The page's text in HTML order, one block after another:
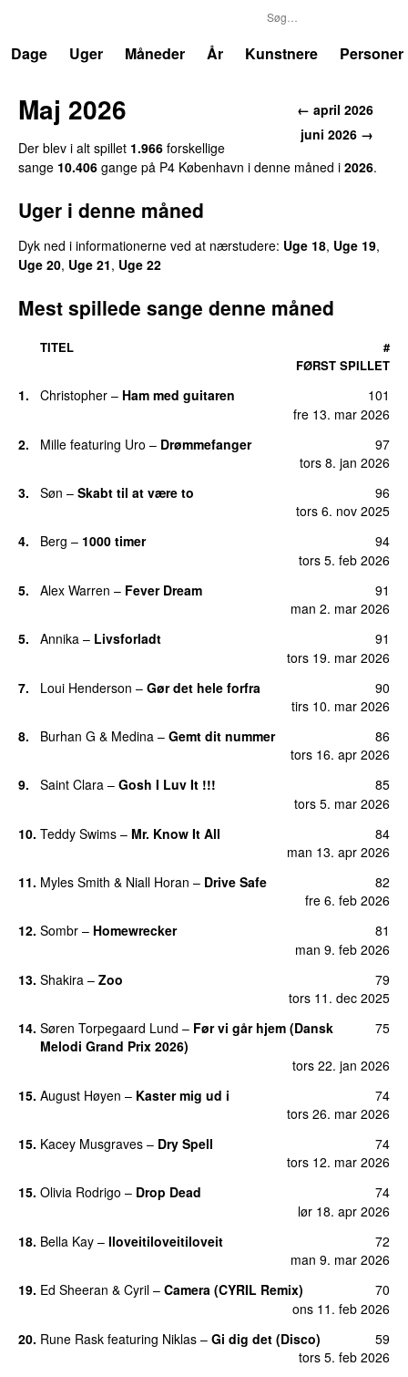
Dage
Uger Måneder År Kunstnere Personer
← april 2026
juni 2026 →
Maj 2026
Der blev i alt spillet 1.966 forskellige
sange 10.406 gange på P4 København i denne måned i 2026.
Uger i denne måned
Dyk ned i informationerne ved at nærstudere: Uge 18, Uge 19,
Uge 20, Uge 21, Uge 22
Mest spillede sange denne måned
TITEL
FØRST SPILLET
#
1. Christopher – Ham med guitaren
fre 13. mar 2026
101
2. Mille featuring Uro – Drømmefanger
tors 8. jan 2026
97
3. Søn – Skabt til at være to
tors 6. nov 2025
96
4. Berg – 1000 timer
tors 5. feb 2026
94
5. Alex Warren – Fever Dream
man 2. mar 2026
91
5. Annika – Livsforladt
tors 19. mar 2026
91
7. Loui Henderson – Gør det hele forfra
tirs 10. mar 2026
90
8. Burhan G & Medina – Gemt dit nummer
tors 16. apr 2026
86
9. Saint Clara – Gosh I Luv It !!!
tors 5. mar 2026
85
10. Teddy Swims – Mr. Know It All
man 13. apr 2026
84
11. Myles Smith & Niall Horan – Drive Safe
fre 6. feb 2026
82
12. Sombr – Homewrecker
man 9. feb 2026
81
13. Shakira – Zoo
tors 11. dec 2025
79
14. Søren Torpegaard Lund – Før vi går hjem (Dansk
Melodi Grand Prix 2026)
tors 22. jan 2026
75
15. August Høyen – Kaster mig ud i
tors 26. mar 2026
74
15. Kacey Musgraves – Dry Spell
tors 12. mar 2026
74
15. Olivia Rodrigo – Drop Dead
lør 18. apr 2026
74
18. Bella Kay – Iloveitiloveitiloveit
man 9. mar 2026
72
19. Ed Sheeran & Cyril – Camera (CYRIL Remix)
ons 11. feb 2026
70
20. Rune Rask featuring Niklas – Gi dig det (Disco)
tors 5. feb 2026
59